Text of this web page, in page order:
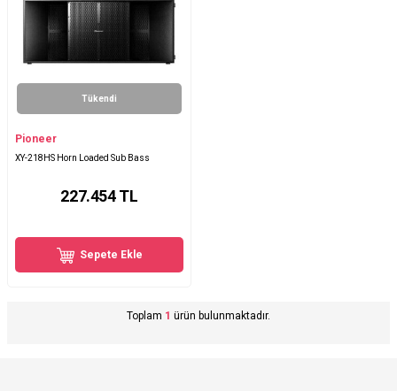
Tükendi
Pioneer
XY-218HS Horn Loaded Sub Bass
227.454TL
Sepete Ekle
Toplam 1 ürün bulunmaktadır.